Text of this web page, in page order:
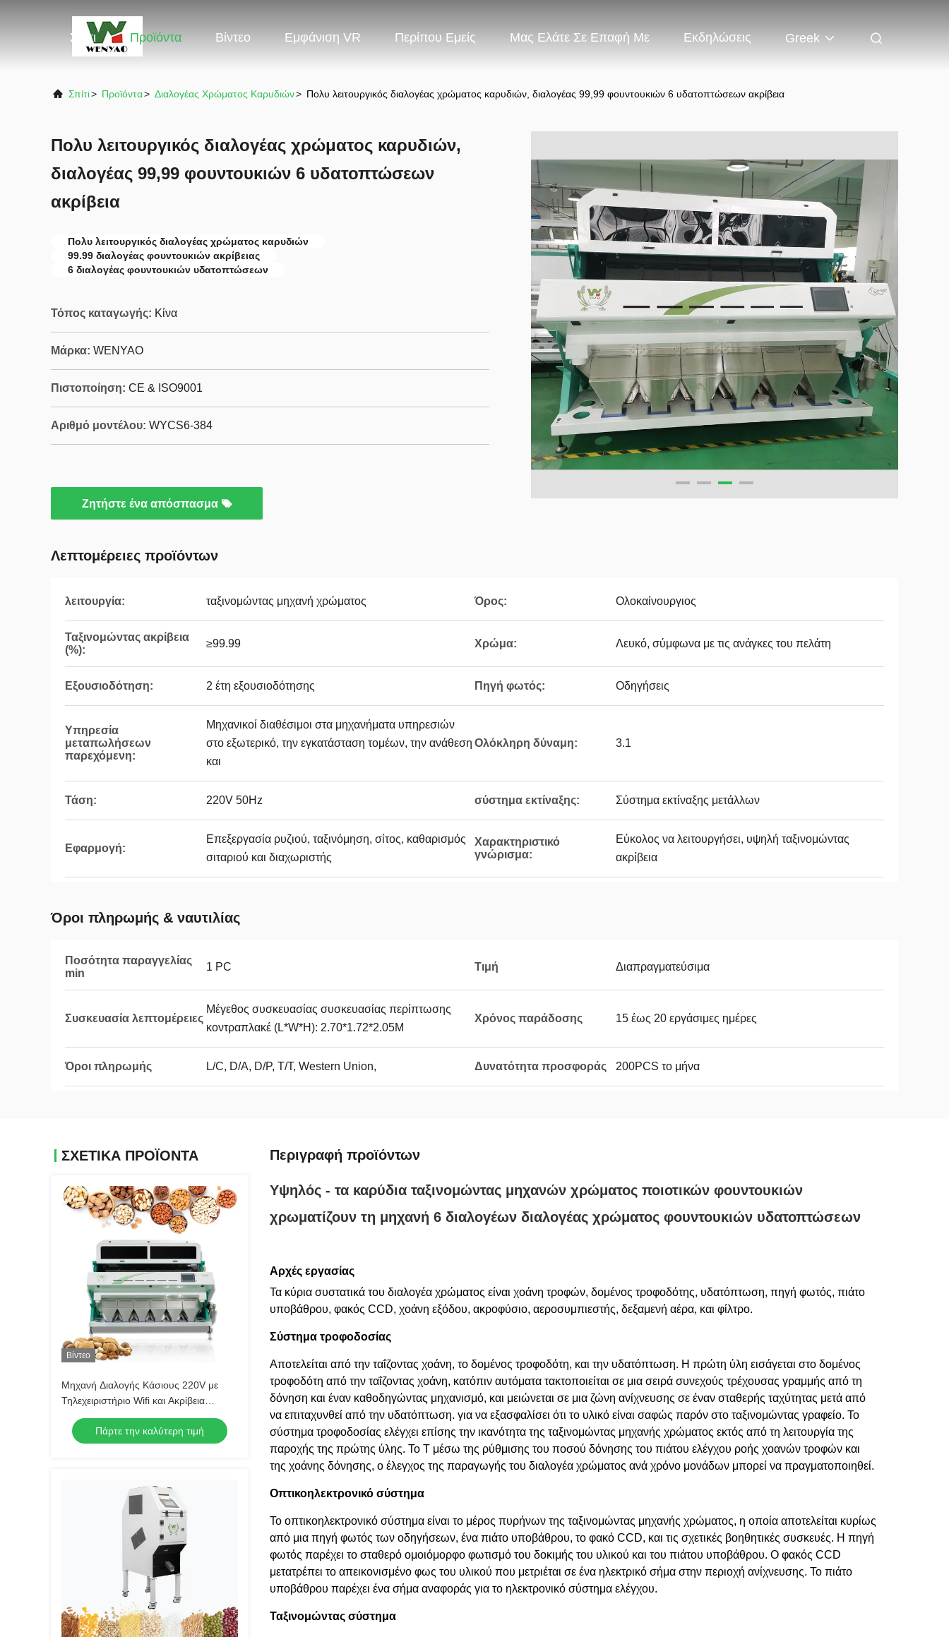
Σπίτι Προϊόντα Βίντεο Εμφάνιση VR Περίπου Εμείς Μας Ελάτε Σε Επαφή Με Εκδηλώσεις Greek
Σπίτι> Προϊόντα> Διαλογέας Χρώματος Καρυδιών> Πολυ λειτουργικός διαλογέας χρώματος καρυδιών, διαλογέας 99,99 φουντουκιών 6 υδατοπτώσεων ακρίβεια
Πολυ λειτουργικός διαλογέας χρώματος καρυδιών,
διαλογέας 99,99 φουντουκιών 6 υδατοπτώσεων
ακρίβεια
Πολυ λειτουργικός διαλογέας χρώματος καρυδιών
99.99 διαλογέας φουντουκιών ακρίβειας
6 διαλογέας φουντουκιών υδατοπτώσεων
Τόπος καταγωγής: Κίνα
Μάρκα: WENYAO
Πιστοποίηση: CE & ISO9001
Αριθμό μοντέλου: WYCS6-384
Ζητήστε ένα απόσπασμα
Λεπτομέρειες προϊόντων
λειτουργία: ταξινομώντας μηχανή χρώματος Όρος: Ολοκαίνουργιος
Ταξινομώντας ακρίβεια
(%):
≥99.99 Χρώμα: Λευκό, σύμφωνα με τις ανάγκες του πελάτη
Εξουσιοδότηση: 2 έτη εξουσιοδότησης Πηγή φωτός: Οδηγήσεις
Υπηρεσία
μεταπωλήσεων
παρεχόμενη:
Μηχανικοί διαθέσιμοι στα μηχανήματα υπηρεσιών
στο εξωτερικό, την εγκατάσταση τομέων, την ανάθεση
και
Ολόκληρη δύναμη: 3.1
Τάση: 220V 50Hz σύστημα εκτίναξης: Σύστημα εκτίναξης μετάλλων
Εφαρμογή:
Επεξεργασία ρυζιού, ταξινόμηση, σίτος, καθαρισμός
σιταριού και διαχωριστής
Χαρακτηριστικό
γνώρισμα:
Εύκολος να λειτουργήσει, υψηλή ταξινομώντας
ακρίβεια
Όροι πληρωμής & ναυτιλίας
Ποσότητα παραγγελίας
min
1 PC Τιμή Διαπραγματεύσιμα
Συσκευασία λεπτομέρειες
Μέγεθος συσκευασίας συσκευασίας περίπτωσης
κοντραπλακέ (L*W*H): 2.70*1.72*2.05M
Χρόνος παράδοσης 15 έως 20 εργάσιμες ημέρες
Όροι πληρωμής L/C, D/A, D/P, T/T, Western Union, Δυνατότητα προσφοράς 200PCS το μήνα
ΣΧΕΤΙΚΑ ΠΡΟΪΟΝΤΑ
Βίντεο
Μηχανή Διαλογής Κάσιους 220V με
Τηλεχειριστήριο Wifi και Ακρίβεια
Διαλογής ≥99,99%
Πάρτε την καλύτερη τιμή
Περιγραφή προϊόντων
Υψηλός - τα καρύδια ταξινομώντας μηχανών χρώματος ποιοτικών φουντουκιών
χρωματίζουν τη μηχανή 6 διαλογέων διαλογέας χρώματος φουντουκιών υδατοπτώσεων
Αρχές εργασίας
Τα κύρια συστατικά του διαλογέα χρώματος είναι χοάνη τροφών, δομένος τροφοδότης, υδατόπτωση, πηγή φωτός, πιάτο
υποβάθρου, φακός CCD, χοάνη εξόδου, ακροφύσιο, αεροσυμπιεστής, δεξαμενή αέρα, και φίλτρο.
Σύστημα τροφοδοσίας
Αποτελείται από την ταΐζοντας χοάνη, το δομένος τροφοδότη, και την υδατόπτωση. Η πρώτη ύλη εισάγεται στο δομένος
τροφοδότη από την ταΐζοντας χοάνη, κατόπιν αυτόματα τακτοποιείται σε μια σειρά συνεχούς τρέχουσας γραμμής από τη
δόνηση και έναν καθοδηγώντας μηχανισμό, και μειώνεται σε μια ζώνη ανίχνευσης σε έναν σταθερής ταχύτητας μετά από
να επιταχυνθεί από την υδατόπτωση. για να εξασφαλίσει ότι το υλικό είναι σαφώς παρόν στο ταξινομώντας γραφείο. Το
σύστημα τροφοδοσίας ελέγχει επίσης την ικανότητα της ταξινομώντας μηχανής χρώματος εκτός από τη λειτουργία της
παροχής της πρώτης ύλης. Το Τ μέσω της ρύθμισης του ποσού δόνησης του πιάτου ελέγχου ροής χοανών τροφών και
της χοάνης δόνησης, ο έλεγχος της παραγωγής του διαλογέα χρώματος ανά χρόνο μονάδων μπορεί να πραγματοποιηθεί.
Οπτικοηλεκτρονικό σύστημα
Το οπτικοηλεκτρονικό σύστημα είναι το μέρος πυρήνων της ταξινομώντας μηχανής χρώματος, η οποία αποτελείται κυρίως
από μια πηγή φωτός των οδηγήσεων, ένα πιάτο υποβάθρου, το φακό CCD, και τις σχετικές βοηθητικές συσκευές. Η πηγή
φωτός παρέχει το σταθερό ομοιόμορφο φωτισμό του δοκιμής του υλικού και του πιάτου υποβάθρου. Ο φακός CCD
μετατρέπει το απεικονισμένο φως του υλικού που μετριέται σε ένα ηλεκτρικό σήμα στην περιοχή ανίχνευσης. Το πιάτο
υποβάθρου παρέχει ένα σήμα αναφοράς για το ηλεκτρονικό σύστημα ελέγχου.
Ταξινομώντας σύστημα